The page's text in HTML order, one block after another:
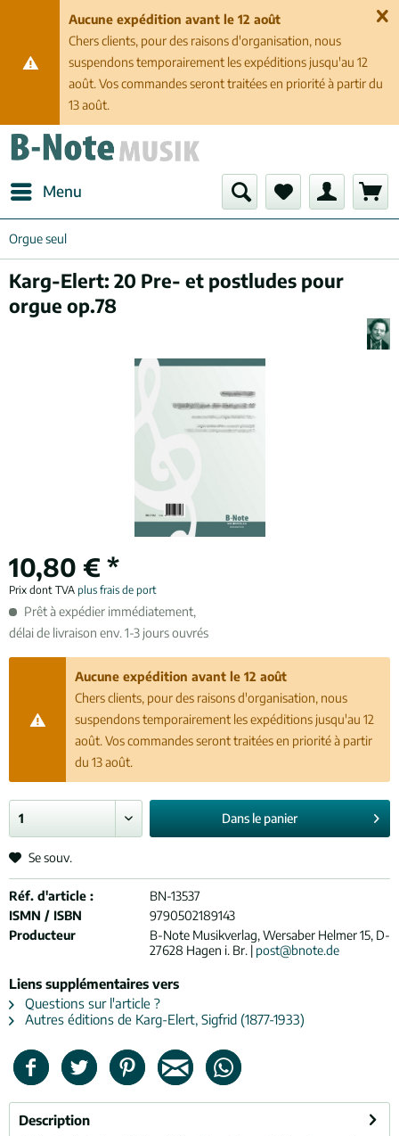
Aucune expédition avant le 12 août
Chers clients, pour des raisons d'organisation, nous
suspendons temporairement les expéditions jusqu'au 12
août. Vos commandes seront traitées en priorité à partir du
13 août.
Menu
Orgue seul
Karg-Elert: 20 Pre- et postludes pour
orgue op.78
10,80 € *
Prix dont TVA plus frais de port
Prêt à expédier immédiatement,
délai de livraison env. 1-3 jours ouvrés
Aucune expédition avant le 12 août
Chers clients, pour des raisons d'organisation, nous
suspendons temporairement les expéditions jusqu'au 12
août. Vos commandes seront traitées en priorité à partir
du 13 août.
Dans le panier
Se souv.
Réf. d'article :
BN-13537
ISMN / ISBN
9790502189143
Producteur
B-Note Musikverlag, Wersaber Helmer 15, D-
27628 Hagen i. Br. | post@bnote.de
Liens supplémentaires vers
Questions sur l'article ?
Autres éditions de Karg-Elert, Sigfrid (1877-1933)
Description